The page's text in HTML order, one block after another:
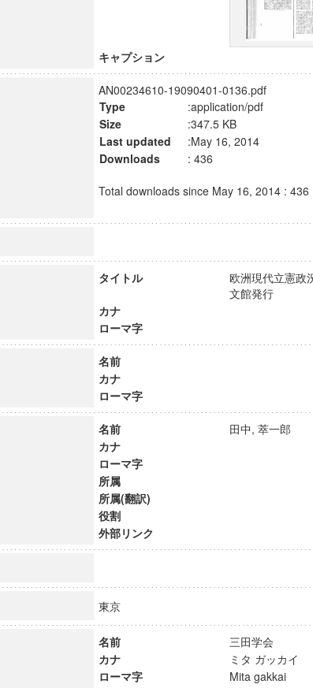
キャプション
AN00234610-19090401-0136.pdf
Type
:application/pdf
Size
:347.5 KB
Last updated
:May 16, 2014
Downloads
: 436
Total downloads since May 16, 2014 : 436
タイトル
欧洲現代立憲政
文館発行
カナ
ローマ字
名前
カナ
ローマ字
名前
田中, 萃一郎
カナ
ローマ字
所属
所属(翻訳)
役割
外部リンク
東京
名前
三田学会
カナ
ミタ ガッカイ
ローマ字
Mita gakkai